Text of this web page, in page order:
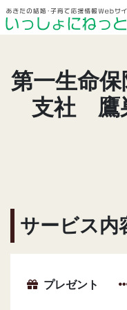
第一生命
支社 鷹
サービス内
プレゼント